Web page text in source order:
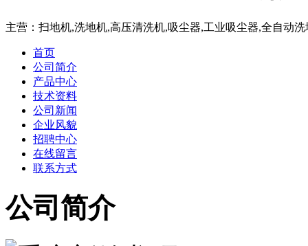
主营：扫地机,洗地机,高压清洗机,吸尘器,工业吸尘器,全自动
首页
公司简介
产品中心
技术资料
公司新闻
企业风貌
招聘中心
在线留言
联系方式
公司简介